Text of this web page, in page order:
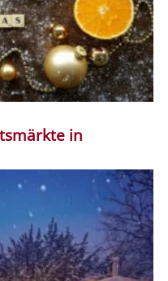
in